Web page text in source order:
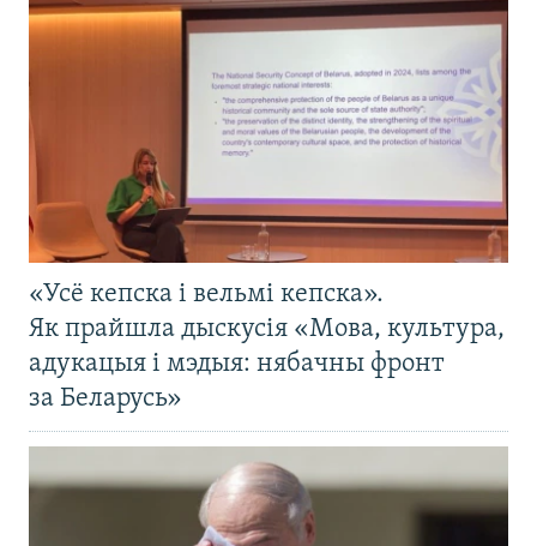
«Усё кепска і вельмі кепска».
Як прайшла дыскусія «Мова, культура,
адукацыя і мэдыя: нябачны фронт
за Беларусь»